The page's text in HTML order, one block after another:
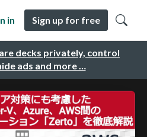
decks privately, control
ads and more …
in Sign up for free